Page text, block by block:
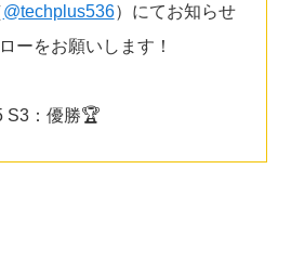
@techplus536）にてお知らせ
ーをお願いします！
S3：優勝🏆